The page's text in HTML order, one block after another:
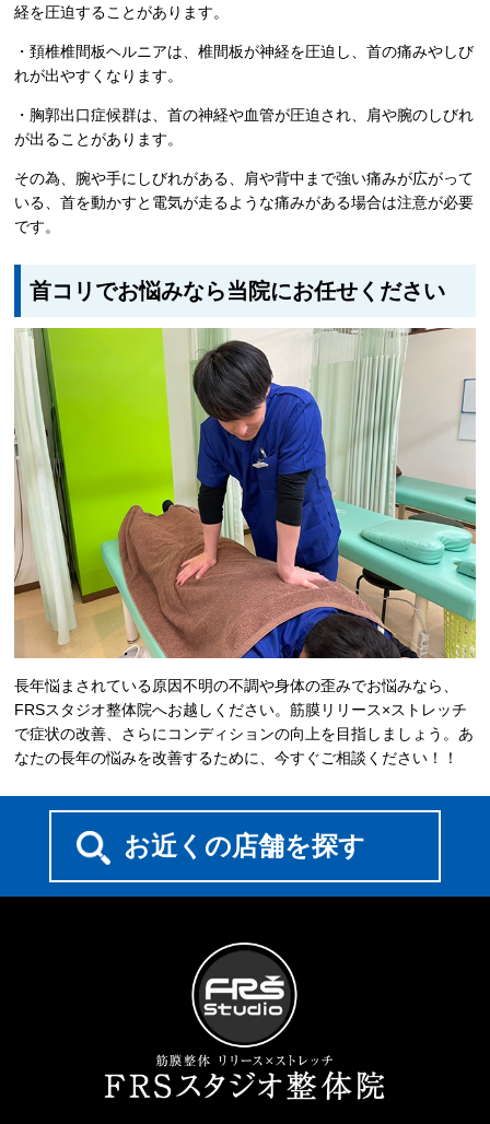
経を圧迫することがあります。
・頚椎椎間板ヘルニアは、椎間板が神経を圧迫し、首の痛みやしび
れが出やすくなります。
・胸郭出口症候群は、首の神経や血管が圧迫され、肩や腕のしびれ
が出ることがあります。
その為、腕や手にしびれがある、肩や背中まで強い痛みが広がって
いる、首を動かすと電気が走るような痛みがある場合は注意が必要
です。
首コリでお悩みなら当院にお任せください
長年悩まされている原因不明の不調や身体の歪みでお悩みなら、
FRSスタジオ整体院へお越しください。筋膜リリース×ストレッチ
で症状の改善、さらにコンディションの向上を目指しましょう。あ
なたの長年の悩みを改善するために、今すぐご相談ください！！
お近くの店舗を探す